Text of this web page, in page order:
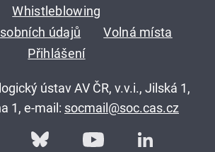
Whistleblowing
údajů
Volná místa
Přihlášení
ústav AV ČR, v.v.i., Jilská 1,
1, e-mail: socmail@soc.cas.cz